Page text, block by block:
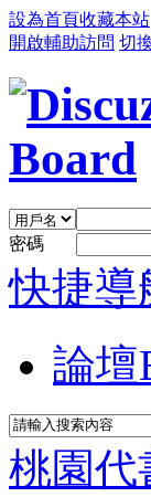
設為首頁收藏本站
開啟輔助訪問 切
密碼
快捷導
論壇
桃園代